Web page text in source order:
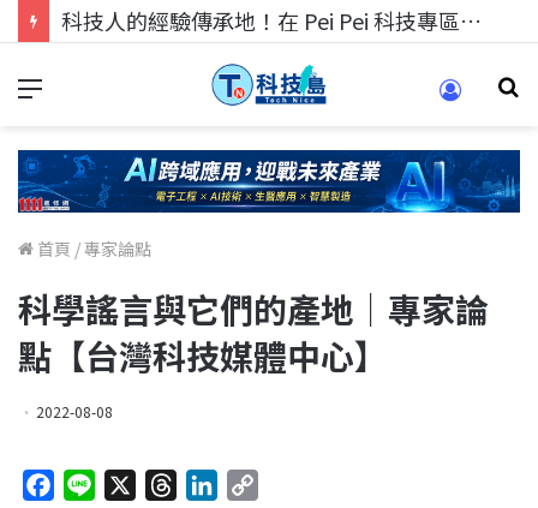
科技人的經驗傳承地！在 Pei Pei 科技專區，與學弟妹交流最硬核的技術
首頁 /專家論點
科學謠言與它們的產地｜專家論
點【台灣科技媒體中心】
2022-08-08